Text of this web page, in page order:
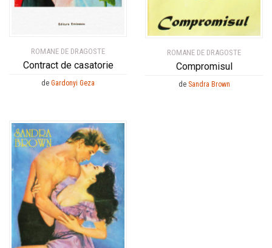
ROMANE DE DRAGOSTE
Contract de casatorie
de Gardonyi Geza
ROMANE DE DRAGOSTE
Compromisul
de Sandra Brown